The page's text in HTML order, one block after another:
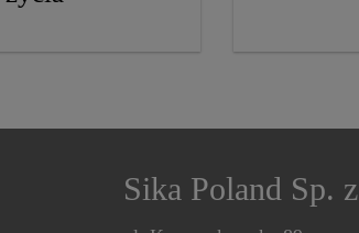
Sika Poland Sp.